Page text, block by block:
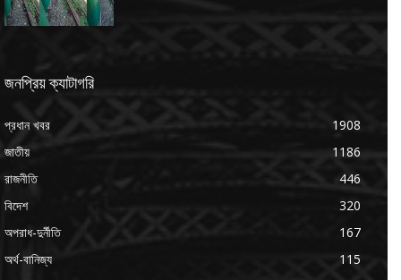
জনপ্রিয় ক্যাটাগরি
প্রধান খবর
1908
জাতীয়
1186
রাজনীতি
446
বিদেশ
320
অপরাধ-দুর্নীতি
167
অর্থ-বানিজ্য
115